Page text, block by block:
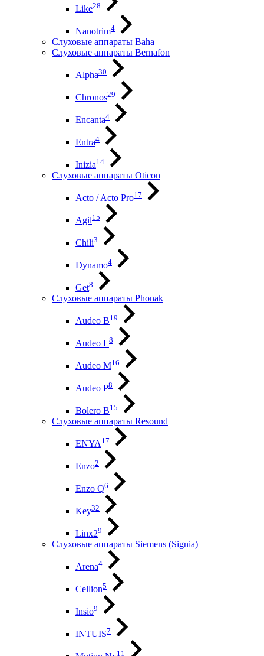
Like28
Nanotrim4
Слуховые аппараты Baha
Слуховые аппараты Bernafon
Alpha30
Chronos29
Encanta4
Entra4
Inizia14
Слуховые аппараты Oticon
Acto / Acto Pro17
Agil15
Chili3
Dynamo4
Get8
Слуховые аппараты Phonak
Audeo B19
Audeo L8
Audeo М16
Audeo P8
Bolero B15
Слуховые аппараты Resound
ENYA 17
Enzo2
Enzo Q6
Key32
Linx29
Слуховые аппараты Siemens (Signia)
Arena4
Cellion5
Insio9
INTUIS7
11